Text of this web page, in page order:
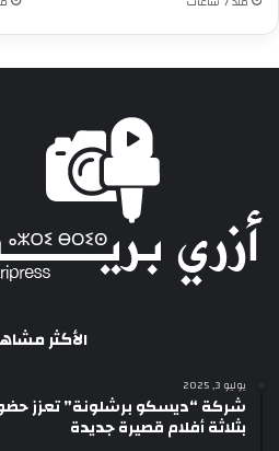
الأكثر
يوليو 3, 2025
شركة “ديسكو برشلونة” تعزز
بثلاثة أفلام قصيرة جديدة